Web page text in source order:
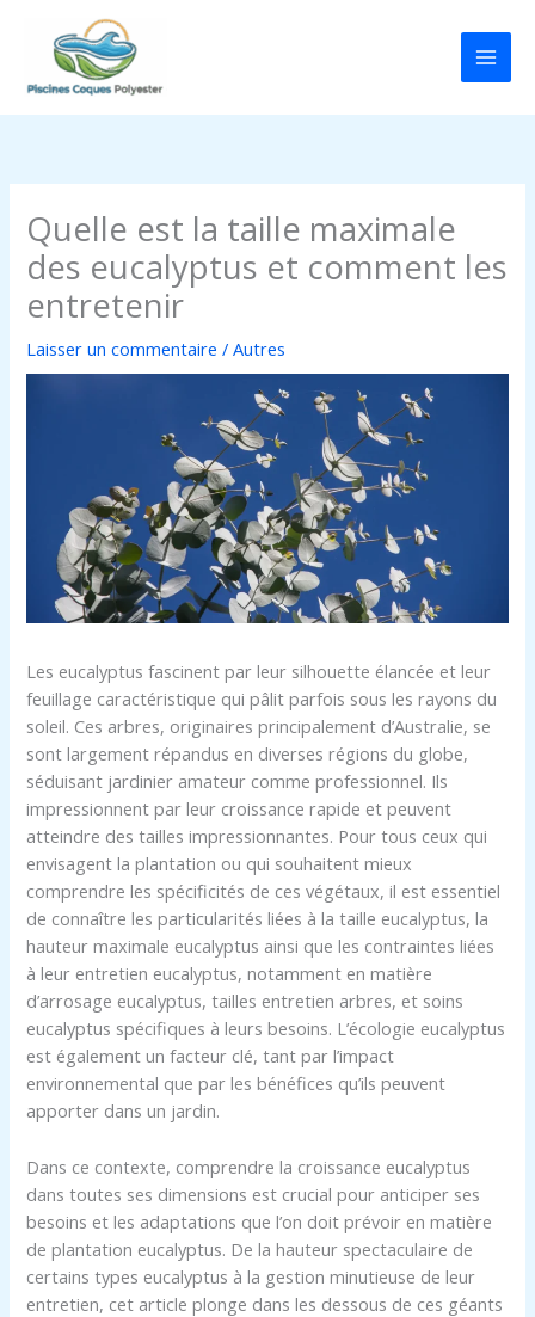
contenu
Quelle est la taille maximale
des eucalyptus et comment les
entretenir
Laisser un commentaire /Autres
Les eucalyptus fascinent par leur silhouette élancée et leur
feuillage caractéristique qui pâlit parfois sous les rayons du
soleil. Ces arbres, originaires principalement d’Australie, se
sont largement répandus en diverses régions du globe,
séduisant jardinier amateur comme professionnel. Ils
impressionnent par leur croissance rapide et peuvent
atteindre des tailles impressionnantes. Pour tous ceux qui
envisagent la plantation ou qui souhaitent mieux
comprendre les spécificités de ces végétaux, il est essentiel
de connaître les particularités liées à la taille eucalyptus, la
hauteur maximale eucalyptus ainsi que les contraintes liées
à leur entretien eucalyptus, notamment en matière
d’arrosage eucalyptus, tailles entretien arbres, et soins
eucalyptus spécifiques à leurs besoins. L’écologie eucalyptus
est également un facteur clé, tant par l’impact
environnemental que par les bénéfices qu’ils peuvent
apporter dans un jardin.
Dans ce contexte, comprendre la croissance eucalyptus
dans toutes ses dimensions est crucial pour anticiper ses
besoins et les adaptations que l’on doit prévoir en matière
de plantation eucalyptus. De la hauteur spectaculaire de
certains types eucalyptus à la gestion minutieuse de leur
entretien, cet article plonge dans les dessous de ces géants